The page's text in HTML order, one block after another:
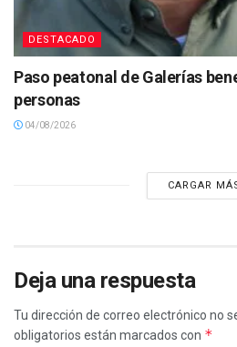
DESTACADO
Paso peatonal de Galerías
personas
04/08/2026
CARGAR
Deja una respuesta
Tu dirección de correo electrónico no
obligatorios están marcados con *